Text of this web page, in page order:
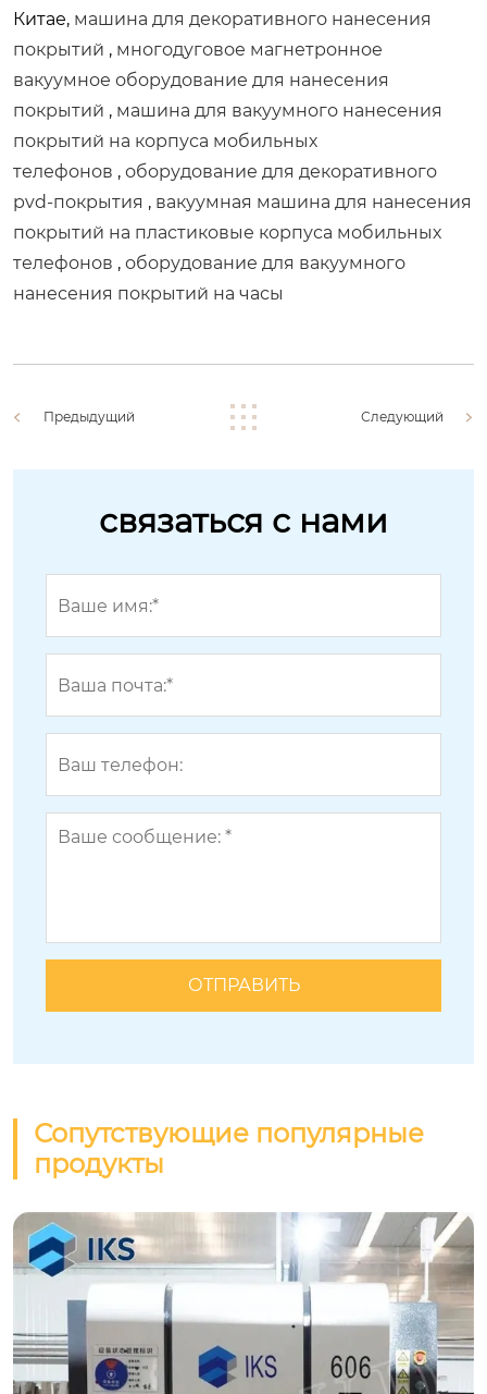
Китае, машина для декоративного нанесения
покрытий , многодуговое магнетронное
вакуумное оборудование для нанесения
покрытий , машина для вакуумного нанесения
покрытий на корпуса мобильных
телефонов , оборудование для декоративного
pvd-покрытия , вакуумная машина для нанесения
покрытий на пластиковые корпуса мобильных
телефонов , оборудование для вакуумного
нанесения покрытий на часы
Предыдущий Следующий
связаться с нами
Сопутствующие популярные
продукты